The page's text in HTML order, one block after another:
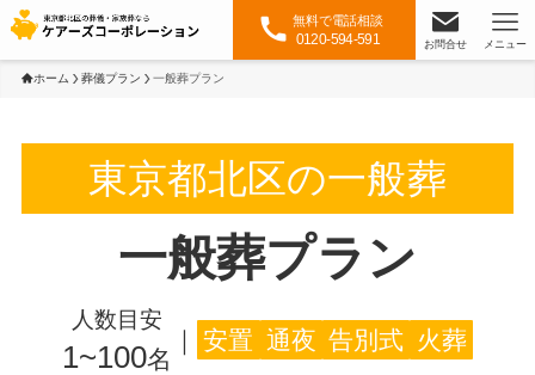
無料で電話相談
0120-594-591 お問合せ メニュー
ホーム 葬儀プラン 一般葬プラン
東京都北区の一般葬
一般葬プラン
人数目安
1~100名
｜ 安置 通夜 告別式 火葬